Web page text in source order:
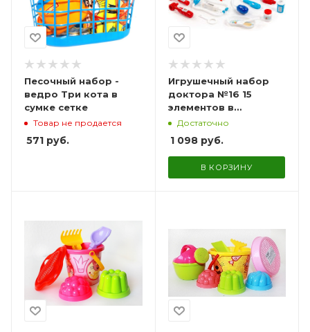
Песочный набор -
ведро Три кота в
сумке сетке
Товар не продается
571 руб.
Игрушечный набор
доктора №16 15
элементов в
чемоданчике
Достаточно
1 098руб.
В КОРЗИНУ